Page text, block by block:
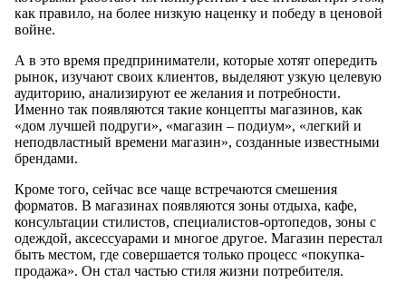
как правило, на более низкую наценку и победу в ценовой
войне.
А в это время предприниматели, которые хотят опередить
рынок, изучают своих клиентов, выделяют узкую целевую
аудиторию, анализируют ее желания и потребности.
Именно так появляются такие концепты магазинов, как
«дом лучшей подруги», «магазин – подиум», «легкий и
неподвластный времени магазин», созданные известными
брендами.
Кроме того, сейчас все чаще встречаются смешения
форматов. В магазинах появляются зоны отдыха, кафе,
консультации стилистов, специалистов-ортопедов, зоны с
одеждой, аксессуарами и многое другое. Магазин перестал
быть местом, где совершается только процесс «покупка-
продажа». Он стал частью стиля жизни потребителя.